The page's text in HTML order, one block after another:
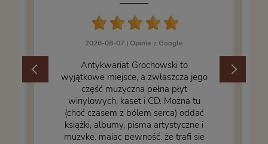
2026-08-07 | Opinia z Google
​Antykwariat Grochowski to
wyjątkowe miejsce, a zwłaszcza jego
część muzyczna pełna płyt
winylowych, kaset i CD. Można tu
(choć czasem z bólem serca) oddać
książki, albumy, pisma artystyczne i
muzykę, mając pewność, że trafi się